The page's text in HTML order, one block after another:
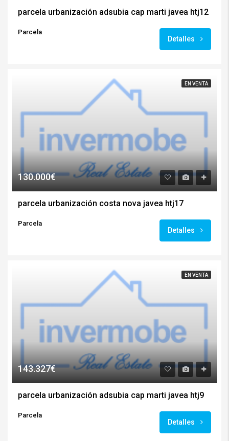
parcela urbanización adsubia cap marti javea htj12
Parcela
Detalles
EN VENTA
130.000€
parcela urbanización costa nova javea htj17
Parcela
Detalles
EN VENTA
143.327€
parcela urbanización adsubia cap marti javea htj9
Parcela
Detalles